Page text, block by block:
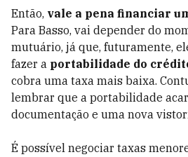
Então, vale a pena financiar
Para Basso, vai depender do
mutuário, já que, futuramente,
fazer a portabilidade do
cobra uma taxa mais baixa.
lembrar que a portabilidade
documentação e uma nova
É possível negociar taxas